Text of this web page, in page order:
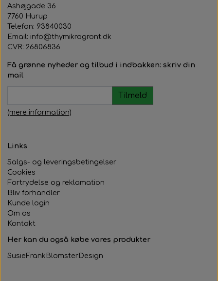
Ashøjgade 36
7760 Hurup
Telefon: 93840030
Email: info@thymikrogront.dk
CVR: 26806836
Få grønne nyheder og tilbud i indbakken: skriv din
mail
Tilmeld
(mere information)
Links
Salgs- og leveringsbetingelser
Cookies
Fortrydelse og reklamation
Bliv forhandler
Kunde login
Om os
Kontakt
Her kan du også købe vores produkter
SusieFrankBlomsterDesign